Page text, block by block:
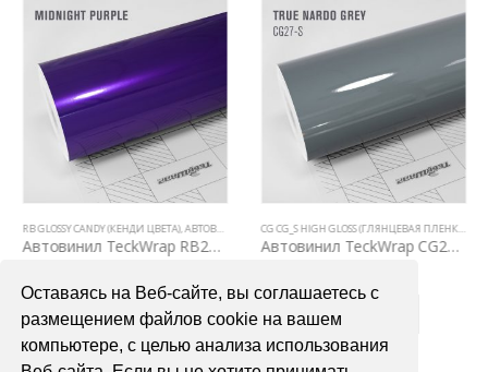
Оставаясь на Веб-сайте, вы соглашаетесь с
размещением файлов cookie на вашем
компьютере, с целью анализа использования
RB GLOSSY CANDY (КЕНДИ ЦВЕТА), АВТОВИНИЛ TECKWRAP ,ВСЕ ТОВАРЫ,ЦВЕТНЫЕ ВИНИЛОВЫЕ
Автовинил TeckWrap RB20 Midnight Purple
В КОРЗИНУ
Автовинил TeckWrap CG27-S True Nardo Grey
В КОРЗИНУ